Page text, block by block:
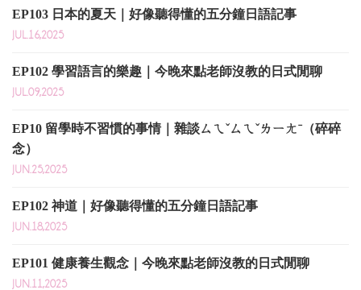
EP103 日本的夏天｜好像聽得懂的五分鐘日語記事
JUL.16,2025
EP102 學習語言的樂趣｜今晚來點老師沒教的日式閒聊
JUL.09,2025
EP10 留學時不習慣的事情｜雜談ㄙㄟˇㄙㄟˇㄌㄧㄤˉ（碎碎
念）
JUN.25,2025
EP102 神道｜好像聽得懂的五分鐘日語記事
JUN.18,2025
EP101 健康養生觀念｜今晚來點老師沒教的日式閒聊
JUN.11,2025